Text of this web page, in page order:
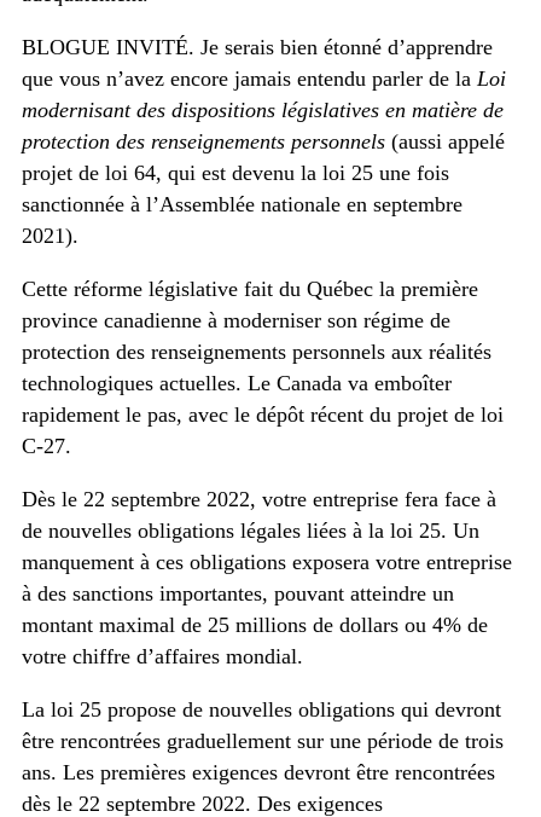
BLOGUE INVITÉ. Je serais bien étonné d’apprendre
que vous n’avez encore jamais entendu parler de la Loi
modernisant des dispositions législatives en matière de
protection des renseignements personnels (aussi appelé
projet de loi 64, qui est devenu la loi 25 une fois
sanctionnée à l’Assemblée nationale en septembre
2021).
Cette réforme législative fait du Québec la première
province canadienne à moderniser son régime de
protection des renseignements personnels aux réalités
technologiques actuelles. Le Canada va emboîter
rapidement le pas, avec le dépôt récent du projet de loi
C-27.
Dès le 22 septembre 2022, votre entreprise fera face à
de nouvelles obligations légales liées à la loi 25. Un
manquement à ces obligations exposera votre entreprise
à des sanctions importantes, pouvant atteindre un
montant maximal de 25 millions de dollars ou 4% de
votre chiffre d’affaires mondial.
La loi 25 propose de nouvelles obligations qui devront
être rencontrées graduellement sur une période de trois
ans. Les premières exigences devront être rencontrées
dès le 22 septembre 2022. Des exigences